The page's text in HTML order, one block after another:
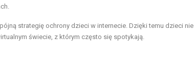
strategię ochrony dzieci w internecie. Dzięki temu dzieci nie
świecie, z którym często się spotykają.